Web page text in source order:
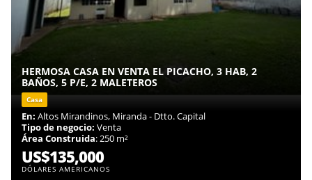
HERMOSA CASA EN VENTA EL PICACHO, 3 HAB, 2
BAÑOS, 5 P/E, 2 MALETEROS
Casa
En: Altos Mirandinos, Miranda - Dtto. Capital
Tipo de negocio: Venta
Área Construida: 250 m²
US$135,000
DÓLARES AMERICANOS